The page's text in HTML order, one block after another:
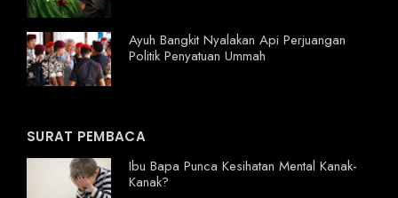
Ayuh Bangkit Nyalakan Api Perjuangan
Politik Penyatuan Ummah
SURAT PEMBACA
Ibu Bapa Punca Kesihatan Mental Kanak-
Kanak?